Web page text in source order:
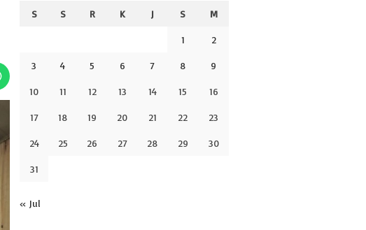
S S R K J S M
1 2
3 4 5 6 7 8 9
10 11 12 13 14 15 16
17 18 19 20 21 22 23
24 25 26 27 28 29 30
31
« Jul